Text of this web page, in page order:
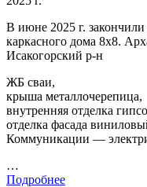
В июне 2025 г. закончили
каркасного дома 8х8.
Исакогорский р-н
ЖБ сваи,
крыша металлочерепица,
внутренняя отделка
отделка фасада
Коммуникации —
…
Подробнее